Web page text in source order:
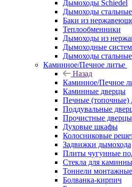
Дымоходы Schiedel
Дымоходы
Баки из
Теплообменники
Дымоходы из
Дымоходные
Дымоходы стальные
Каминное/Печное литье
Назад
Каминное/Печное
Каминные дверцы
Печные (топочные)
Поддувальные
Прочистные дверцы
Духовые шкафы
Колосниковые
Задвижки дымохода
Плиты чугунные
Стекла для
Тоннели монтажные
Болванка-кирпич